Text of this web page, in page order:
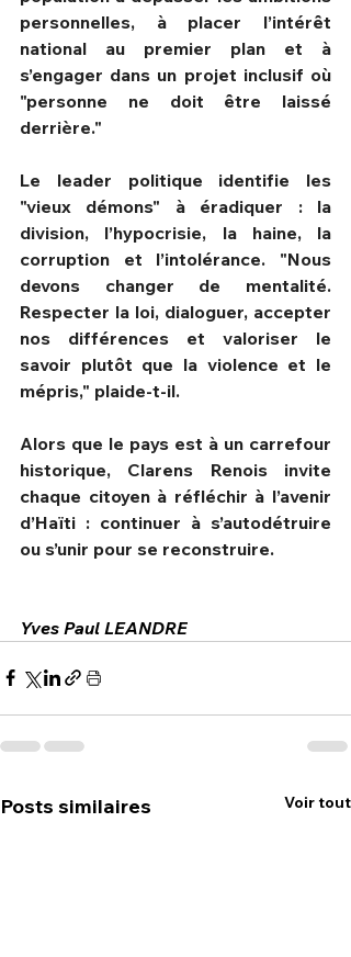
personnelles, à placer l’intérêt
national au premier plan et à
s’engager dans un projet inclusif où
"personne ne doit être laissé
derrière."
Le leader politique identifie les
"vieux démons" à éradiquer : la
division, l’hypocrisie, la haine, la
corruption et l’intolérance. "Nous
devons changer de mentalité.
Respecter la loi, dialoguer, accepter
nos différences et valoriser le
savoir plutôt que la violence et le
mépris," plaide-t-il.
Alors que le pays est à un carrefour
historique, Clarens Renois invite
chaque citoyen à réfléchir à l’avenir
d’Haïti : continuer à s’autodétruire
ou s’unir pour se reconstruire.
Yves Paul LEANDRE
Posts similaires Voir tout